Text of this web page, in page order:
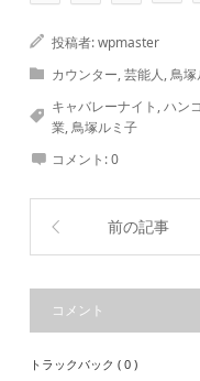
投稿者:wpmaster
カウンター,芸能人,鳥
キャバレーナイト ,ハン
業,鳥塚ルミ子
コメント:0
前の記事
コメント
トラックバック ( 0 )